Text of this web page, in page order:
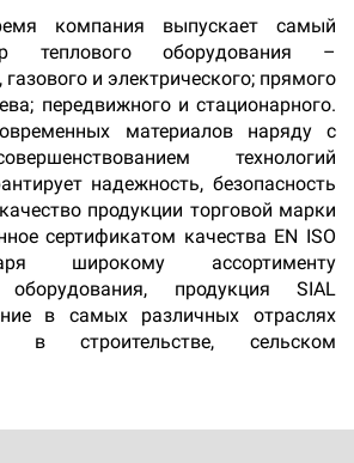
компания выпускает самый
теплового оборудования –
и электрического; прямого
передвижного и стационарного.
материалов наряду с
технологий
надежность, безопасность
продукции торговой марки
сертификатом качества EN ISO
широкому ассортименту
оборудования, продукция SIAL
в самых различных отраслях
в строительстве, сельском